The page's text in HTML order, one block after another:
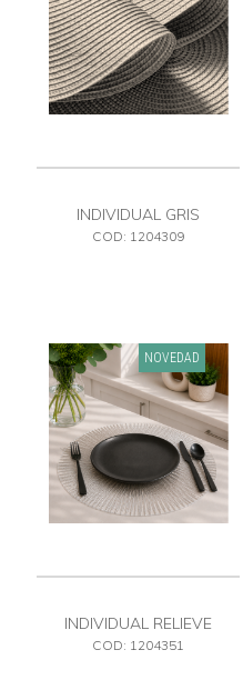
INDIVIDUAL GRIS
COD: 1204309
NOVEDAD
INDIVIDUAL RELIEVE
PLATEADO PVC
COD: 1204351